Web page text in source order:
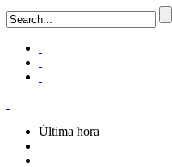
Última hora